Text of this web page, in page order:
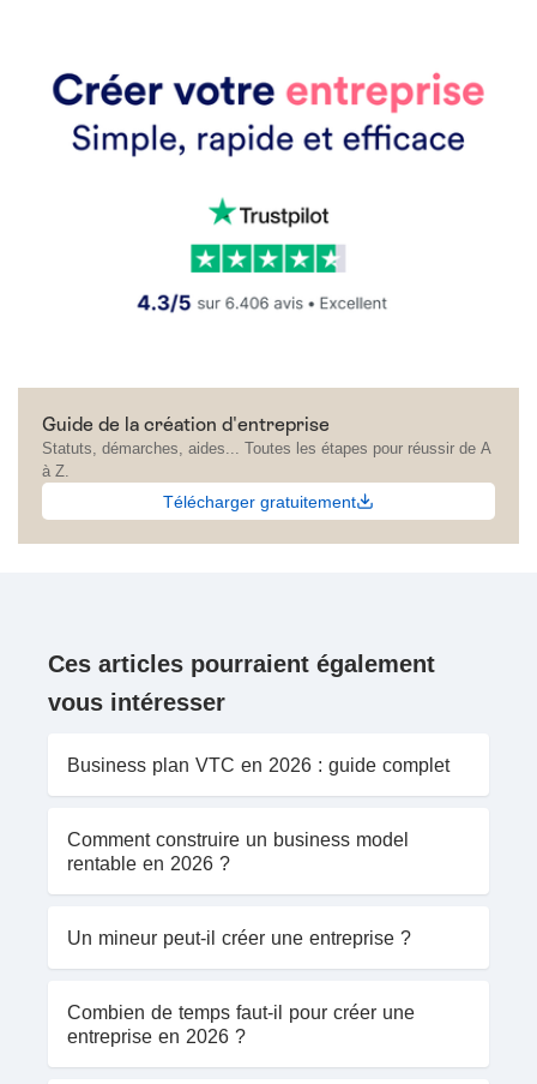
Guide de la création d'entreprise
Statuts, démarches, aides... Toutes les étapes pour réussir de A
à Z.
Télécharger gratuitement
Ces articles pourraient également
vous intéresser
Business plan VTC en 2026 : guide complet
Comment construire un business model
rentable en 2026 ?
Un mineur peut-il créer une entreprise ?
Combien de temps faut-il pour créer une
entreprise en 2026 ?